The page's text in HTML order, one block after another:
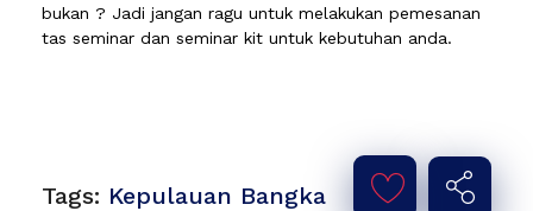
bukan ? Jadi jangan ragu untuk melakukan pemesanan
tas seminar dan seminar kit untuk kebutuhan anda.
Tags: Kepulauan Bangka